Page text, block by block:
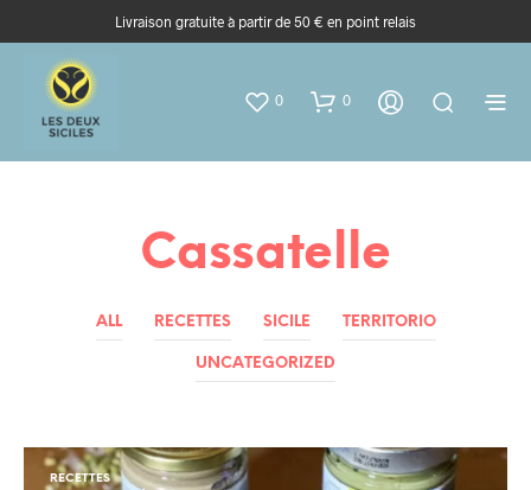
Livraison gratuite à partir de 50 € en point relais
0 0
Cassatelle
ALL RECETTES SICILE TERRITORIO
UNCATEGORIZED
RECETTES